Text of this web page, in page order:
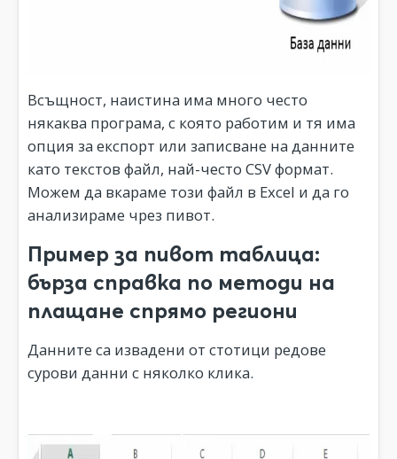
Всъщност, наистина има много често
някаква програма, с която работим и тя има
опция за експорт или записване на данните
като текстов файл, най-често CSV формат.
Можем да вкараме този файл в Excel и да го
анализираме чрез пивот.
Пример за пивот таблица:
бърза справка по методи на
плащане спрямо региони
Данните са извадени от стотици редове
сурови данни с няколко клика.